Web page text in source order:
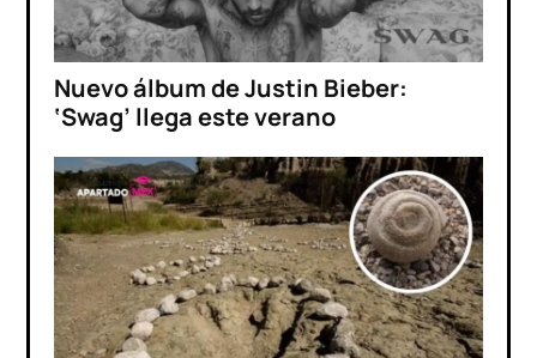
Nuevo álbum de Justin Bieber:
‘Swag’ llega este verano